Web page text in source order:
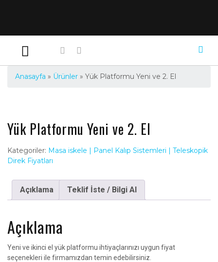
Anasayfa » Ürünler » Yük Platformu Yeni ve 2. El
Yük Platformu Yeni ve 2. El
Kategoriler: Masa iskele | Panel Kalıp Sistemleri | Teleskopik
Direk Fiyatları
Açıklama Teklif İste / Bilgi Al
Açıklama
Yeni ve ikinci el yük platformu ihtiyaçlarınızı uygun fiyat
seçenekleri ile firmamızdan temin edebilirsiniz.